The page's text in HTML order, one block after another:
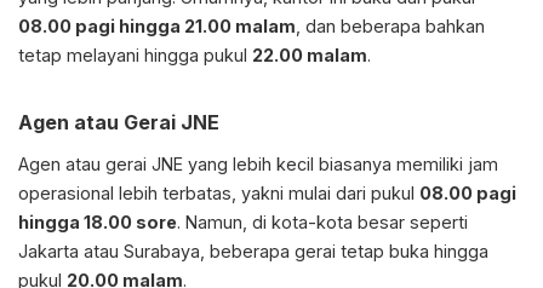
08.00 pagi hingga 21.00 malam , dan beberapa bahkan
tetap melayani hingga pukul 22.00 malam.
Agen atau Gerai JNE
Agen atau gerai JNE yang lebih kecil biasanya memiliki jam
operasional lebih terbatas, yakni mulai dari pukul 08.00 pagi
hingga 18.00 sore. Namun, di kota-kota besar seperti
Jakarta atau Surabaya, beberapa gerai tetap buka hingga
pukul 20.00 malam.